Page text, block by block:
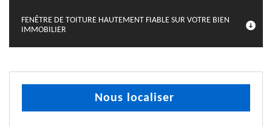
FENÊTRE DE TOITURE HAUTEMENT FIABLE SUR VOTRE BIEN
IMMOBILIER
Nous localiser